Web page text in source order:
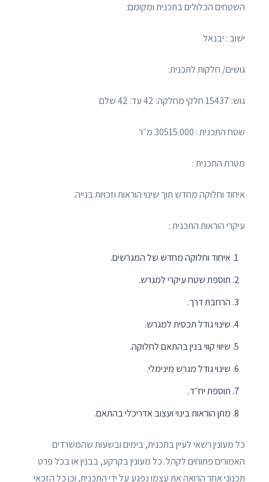
השטחים הכלולים בתכנית ומקומם:
ישוב : יבנאל
גושים/ חלקות לתכנית:
גוש: 15437 חלקי מחלקה: 42 עד: 42 שלם
שטח התכנית : 30515.000 מ״ר
מטרת התכנית :
איחוד וחלוקה מחדש תוך שינוי הוראות וזכויות בנייה.
עיקרי הוראות התכנית :
איחוד וחלוקה מחדש של המגרשים.
תוספת שטח עיקרי למגרש.
הרחבת דרך.
שינוי גודל תכסית למגרש.
שיווי קווי בנין בהתאם לחלוקה.
שינוי גודל מגרש מינימלי.
תוספת יח״ד.
מתן הוראות בינוי ועצוב אדריכלי בהתאם.
כל מעונין רשאי לעיין בתכנית, בימים ובשעות שהמשרדים
האמורים פתוחים לקהל. כל מעונין בקרקע, בבנין או בכל פרט
תכנוני אחר הרואה את עצמו נפגע על ידי התכנית, וכן כל הזכאי